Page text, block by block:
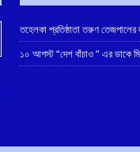
তহেলকা প্রতিষ্ঠাতা তরুণ তেজপালের
১০ আগস্ট “দেশ বাঁচাও ” এর ডাকে